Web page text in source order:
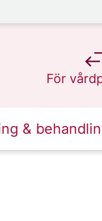
För
på
&